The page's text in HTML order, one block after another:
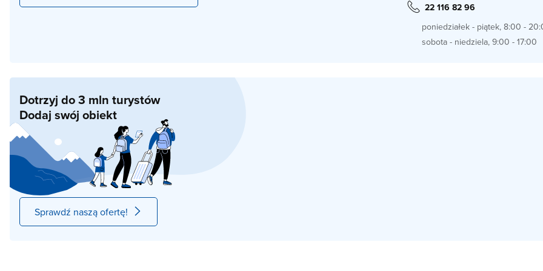
22 116 82 96
poniedziałek - piątek, 8:00 -
sobota - niedziela, 9:00 - 17:00
Dotrzyj do 3 mln turystów
Dodaj swój obiekt
Sprawdź naszą ofertę!